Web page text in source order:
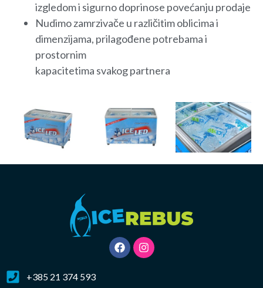
izgledom i sigurno doprinose povećanju prodaje
Nudimo zamrzivače u različitim oblicima i
dimenzijama, prilagođene potrebama i
prostornim
kapacitetima svakog partnera
+385 21 374 593